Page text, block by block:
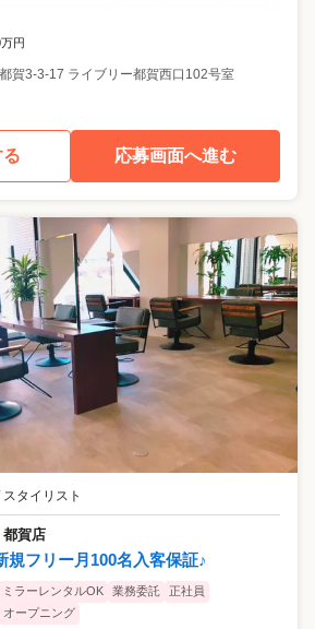
万円
賀3-3-17 ライブリー都賀西口102号室
応募画面へ進む
タイリスト
賀店
規フリー月100名入客保証♪
ミラーレンタルOK 業務委託
正社員
オープニング